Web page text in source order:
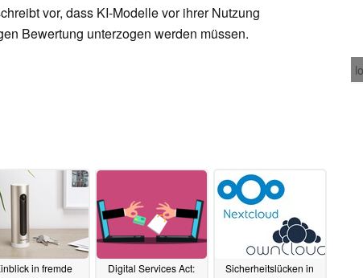
vor, dass KI-Modelle vor ihrer Nutzung
Bewertung unterzogen werden müssen.
in fremde
Digital Services Act:
Sicherheitslücken in